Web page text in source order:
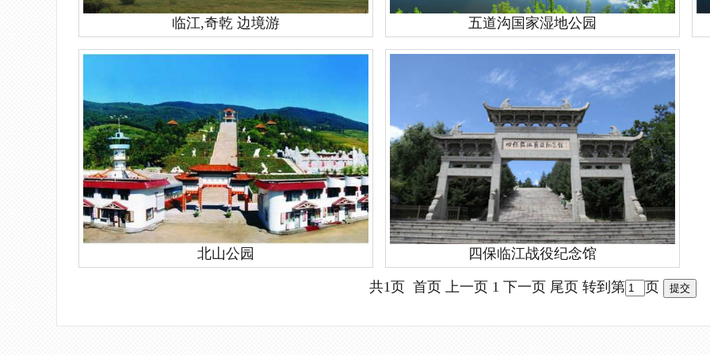
临江,奇乾 边境游 五道沟国家湿地公园
北山公园 四保临江战役纪念馆
共1页 首页 上一页 1 下一页 尾页 转到第 页